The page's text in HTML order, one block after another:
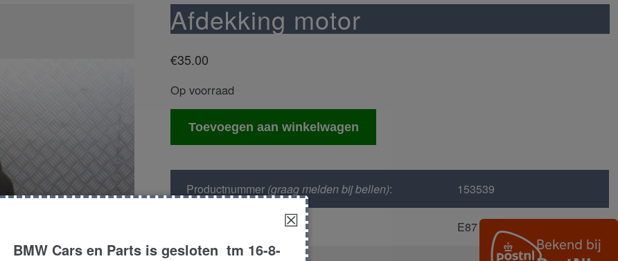
Afdekking motor
€35.00
Op voorraad
Afdekking
Toevoegen aan winkelwagen
Productnummer (graag melden bij bellen): 153539
E87
☒
BMW Cars en Parts is gesloten tm 16-8-